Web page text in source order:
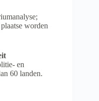
worden
en
60 landen.